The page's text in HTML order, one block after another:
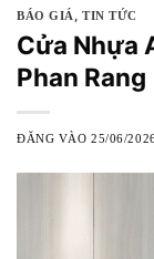
BÁO GIÁ ,TIN TỨC
Cửa Nhựa
Phan
ĐĂNG VÀO25/06/